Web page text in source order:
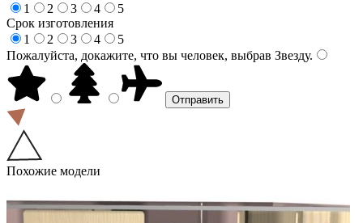
1
2 3 4
5
Срок изготовления
1
2 3 4
5
Пожалуйста, докажите, что вы человек, выбрав Звезду.
Похожие модели